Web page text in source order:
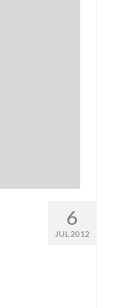
6
JUL 2012